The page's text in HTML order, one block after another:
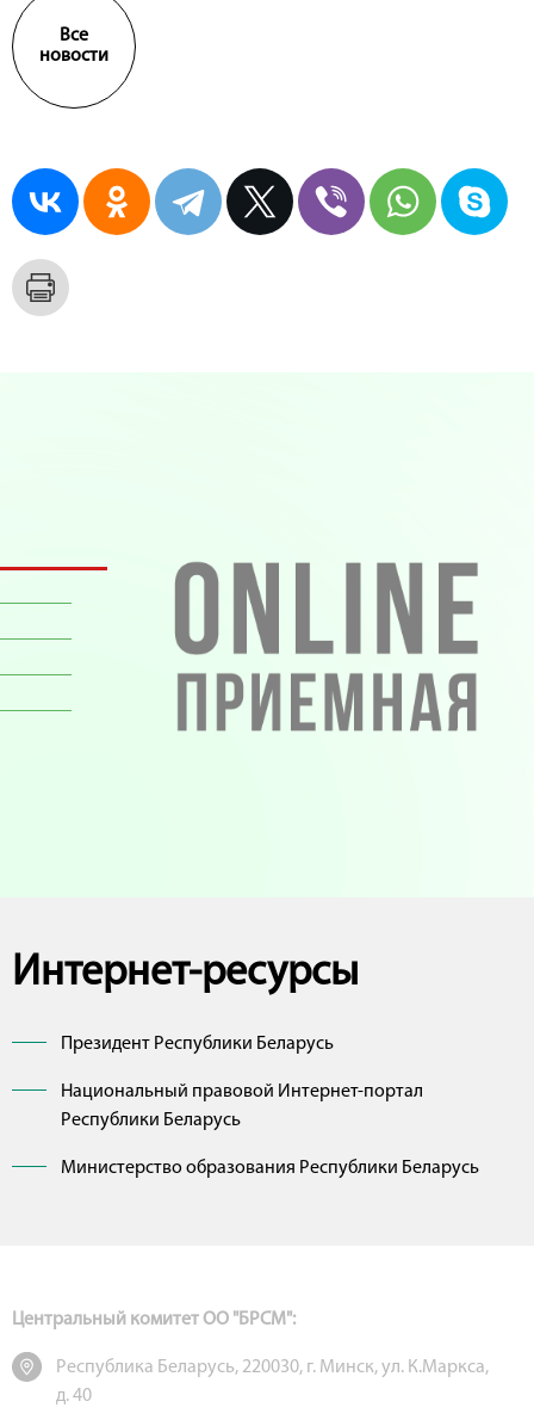
Все
новости
Интернет-ресурсы
Президент Республики Беларусь
Национальный правовой Интернет-портал
Республики Беларусь
Министерство образования Республики Беларусь
Центральный комитет ОО "БРСМ":
Республика Беларусь, 220030, г. Минск, ул. К.Маркса,
д. 40